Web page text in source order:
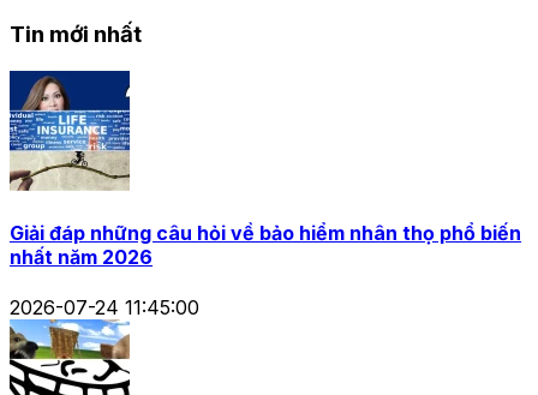
Tin mới nhất
Giải đáp những câu hỏi về bảo hiểm nhân thọ phổ biến
nhất năm 2026
2026-07-24 11:45:00